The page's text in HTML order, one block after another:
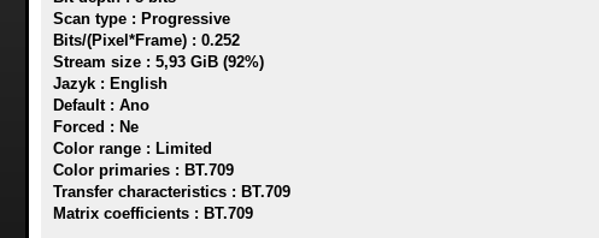
Scan type : Progressive
Bits/(Pixel*Frame) : 0.252
Stream size : 5,93 GiB (92%)
Jazyk : English
Default : Ano
Forced : Ne
Color range : Limited
Color primaries : BT.709
Transfer characteristics : BT.709
Matrix coefficients : BT.709